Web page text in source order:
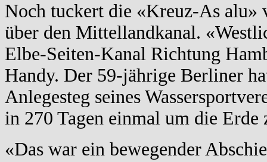
Noch tuckert die «Kreuz-As
über den Mittellandkanal.
Elbe-Seiten-Kanal Richtung
Handy. Der 59-jährige Berliner
Anlegesteg seines
in 270 Tagen einmal um die Erde
«Das war ein bewegender